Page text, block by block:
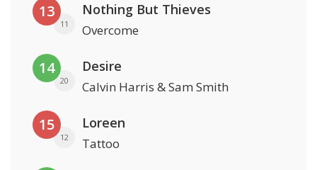
13
11
Nothing But Thieves
Overcome
14
20
Desire
Calvin Harris & Sam Smith
15
12
Loreen
Tattoo